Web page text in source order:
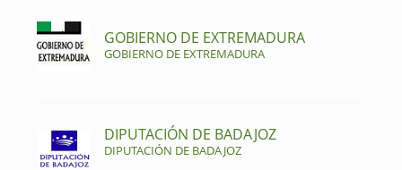
GOBIERNO DE EXTREMADURA
GOBIERNO DE EXTREMADURA
DIPUTACIÓN DE BADAJOZ
DIPUTACIÓN DE BADAJOZ